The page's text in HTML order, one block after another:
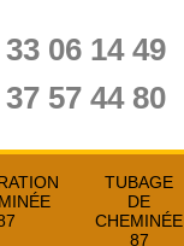
06 14 49
57 44 80
TUBAGE
DE
CHEMINÉE
87